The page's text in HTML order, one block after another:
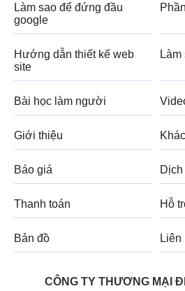
Làm sao để đứng đầu
google
Hướng dẫn thiết kế web
site
Bài học làm người
Giới thiệu
Báo giá Dịch
Thanh toán Hỗ
Bản đồ Liên
CÔNG TY THƯƠNG MẠI